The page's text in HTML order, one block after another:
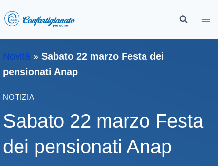
Novità »Sabato 22 marzo Festa dei
pensionati Anap
NOTIZIA
Sabato 22 marzo Festa
dei pensionati Anap